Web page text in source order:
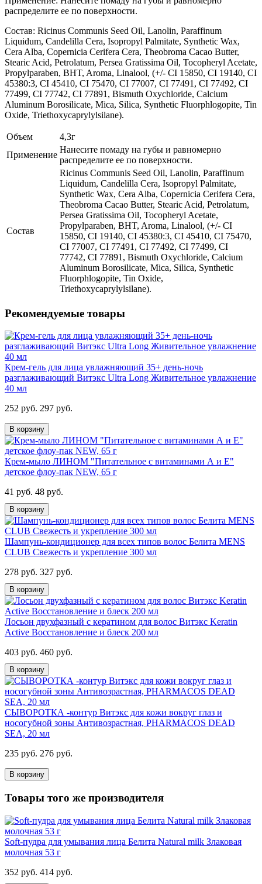
распределите ее по поверхности.
Состав: Ricinus Communis Seed Oil, Lanolin, Paraffinum
Liquidum, Candelilla Cera, Isopropyl Palmitate, Synthetic Wax,
Cera Alba, Copernicia Cerifera Cera, Theobroma Cacao Butter,
Stearic Acid, Petrolatum, Persea Gratissima Oil, Tocopheryl Acetate,
Propylparaben, BHT, Aroma, Linalool, (+/- CI 15850, CI 19140, CI
45380:3, CI 45410, CI 75470, CI 77007, CI 77491, CI 77492, CI
77499, CI 77742, CI 77891, Bismuth Oxychloride, Calcium
Aluminum Borosilicate, Mica, Silica, Synthetic Fluorphlogopite, Tin
Oxide, Triethoxycaprylylsilane).
Объем
4,3г
Применение
Нанесите помаду на губы и равномерно
распределите ее по поверхности.
Состав
Ricinus Communis Seed Oil, Lanolin, Paraffinum
Liquidum, Candelilla Cera, Isopropyl Palmitate,
Synthetic Wax, Cera Alba, Copernicia Cerifera Cera,
Theobroma Cacao Butter, Stearic Acid, Petrolatum,
Persea Gratissima Oil, Tocopheryl Acetate,
Propylparaben, BHT, Aroma, Linalool, (+/- CI
15850, CI 19140, CI 45380:3, CI 45410, CI 75470,
CI 77007, CI 77491, CI 77492, CI 77499, CI
77742, CI 77891, Bismuth Oxychloride, Calcium
Aluminum Borosilicate, Mica, Silica, Synthetic
Fluorphlogopite, Tin Oxide,
Triethoxycaprylylsilane).
Рекомендуемые товары
Крем-гель для лица увлажняющий 35+ день-ночь
разглаживающий Витэкс Ultra Long Живительное увлажнение
40 мл
252 руб. 297 руб.
В корзину
Крем-мыло ЛИНОМ "Питательное с витаминами А и Е"
детское флоу-пак NEW, 65 г
41 руб. 48 руб.
В корзину
Шампунь-кондиционер для всех типов волос Белита MENS
CLUB Свежесть и укрепление 300 мл
278 руб. 327 руб.
В корзину
Лосьон двухфазный с кератином для волос Витэкс Keratin
Active Восстановление и блеск 200 мл
403 руб. 460 руб.
В корзину
СЫВОРОТКА -контур Витэкс для кожи вокруг глаз и
носогубной зоны Антивозрастная, PHARMACOS DEAD
SEA, 20 мл
235 руб. 276 руб.
В корзину
Товары того же производителя
Soft-пудра для умывания лица Белита Natural milk Злаковая
молочная 53 г
352 руб. 414 руб.